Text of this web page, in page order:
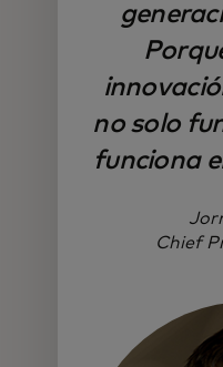
no solo
funciona
Chief